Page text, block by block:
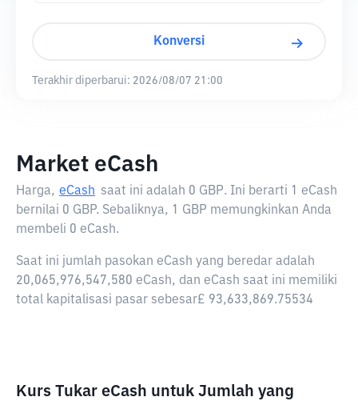
Konversi
Terakhir diperbarui: 2026/08/07 21:00
Market eCash
Harga, eCash saat ini adalah 0 GBP. Ini berarti 1 eCash
bernilai 0 GBP. Sebaliknya, 1 GBP memungkinkan Anda
membeli 0 eCash.
Saat ini jumlah pasokan eCash yang beredar adalah
20,065,976,547,580 eCash, dan eCash saat ini memiliki
total kapitalisasi pasar sebesar£ 93,633,869.75534
Kurs Tukar eCash untuk Jumlah yang